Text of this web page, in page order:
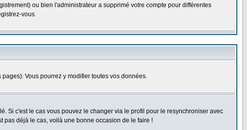
ou bien l'administrateur a supprimé votre compte pour différentes
vous.
Vous pourrez y modifier toutes vos données.
Si c'est le cas vous pouvez le changer via le profil pour le resynchroniser avec
pas déjà le cas, voilà une bonne occasion de le faire !